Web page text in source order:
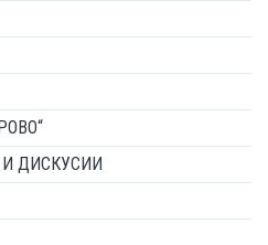
ДИСКУСИИ